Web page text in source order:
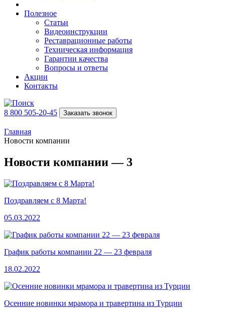
Полезное
Статьи
Видеоинструкции
Реставрационные работы
Техническая информация
Гарантии качества
Вопросы и ответы
Акции
Контакты
8 800 505-20-45 Заказать звонок
Главная
Новости компании
Новости компании — 3
Поздравляем с 8 Марта!
05.03.2022
График работы компании 22 — 23 февраля
18.02.2022
Осенние новинки мрамора и травертина из Турции